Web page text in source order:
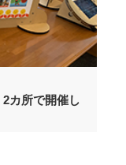
カ所で開催し